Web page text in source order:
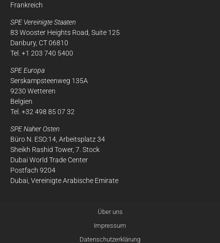
Frankreich
SPE Vereinigte Staaten
83 Wooster Heights Road, Suite 125
Danbury, CT 06810
Tel. +1 203 740 5400
SPE Europa
Serskampsteenweg 135A
9230 Wetteren
Belgien
Tel. +32 498 85 07 32
SPE Naher Osten
Büro N. ESO:14, Arbeitsplatz 34
Sheikh Rashid Tower, 7. Stock
Dubai World Trade Center
Postfach 9204
Dubai, Vereinigte Arabische Emirate
Über uns
Impressum
Datenschutzerklärung